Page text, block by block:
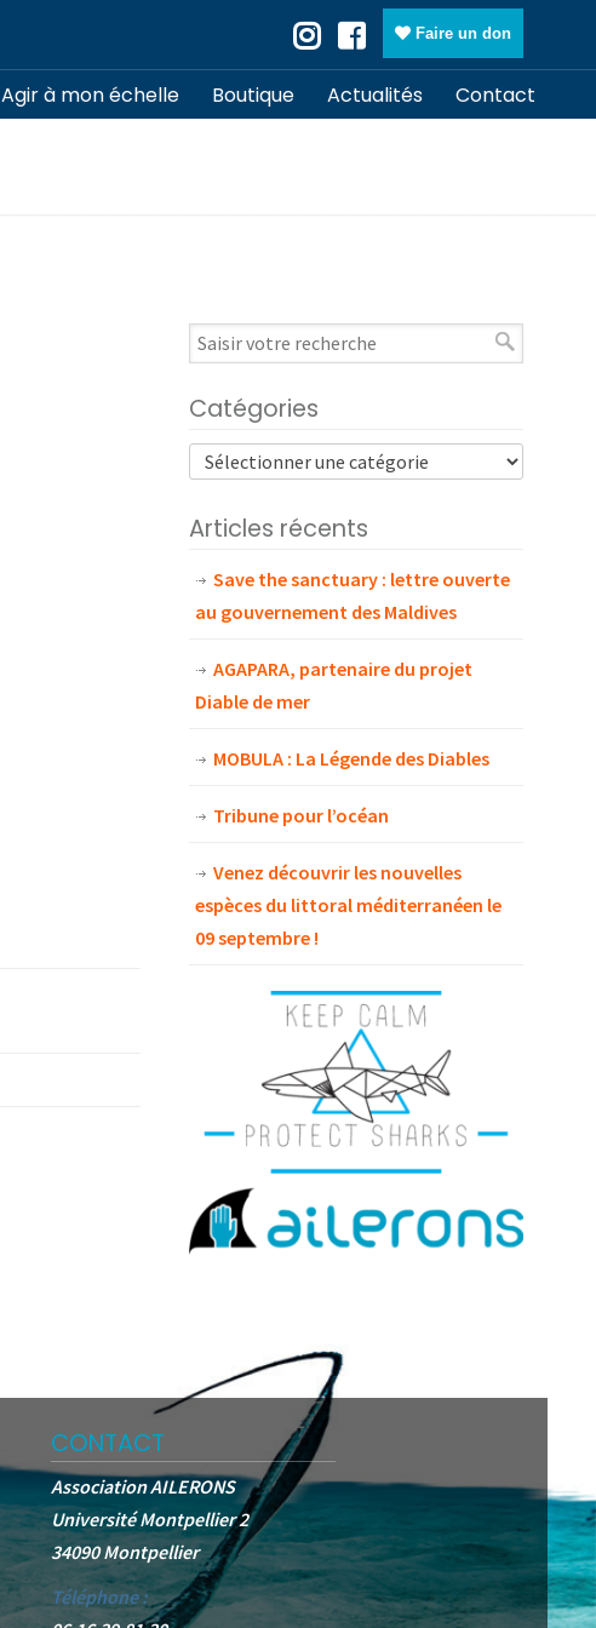
Faire un don
Agir à mon échelle Boutique Actualités Contact
Catégories
Articles récents
Save the sanctuary : lettre ouverte
au gouvernement des Maldives
AGAPARA, partenaire du projet
Diable de mer
MOBULA : La Légende des Diables
Tribune pour l’océan
Venez découvrir les nouvelles
espèces du littoral méditerranéen le
09 septembre !
CONTACT
Association AILERONS
Université Montpellier 2
34090 Montpellier
Téléphone :